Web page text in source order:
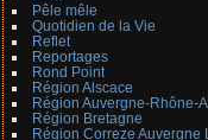
Pêle mêle
Quotidien de la Vie
Reflet
Reportages
Rond Point
Région Alscace
Région Auvergne-Rhône-
Région Bretagne
Région Correze Auvergne